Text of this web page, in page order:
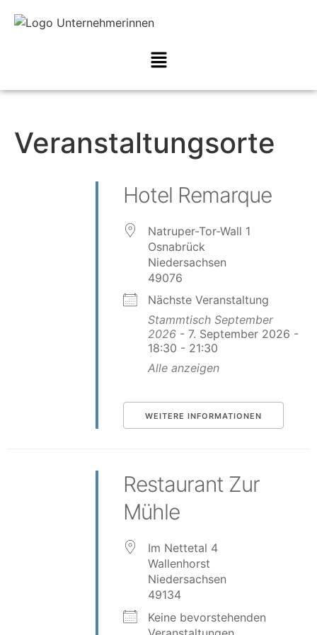
Veranstaltungsorte
Hotel Remarque
Natruper-Tor-Wall 1
Osnabrück
Niedersachsen
49076
Nächste Veranstaltung
Stammtisch September
2026 - 7. September 2026 -
18:30 - 21:30
Alle anzeigen
WEITERE INFORMATIONEN
Restaurant Zur
Mühle
Im Nettetal 4
Wallenhorst
Niedersachsen
49134
Keine bevorstehenden